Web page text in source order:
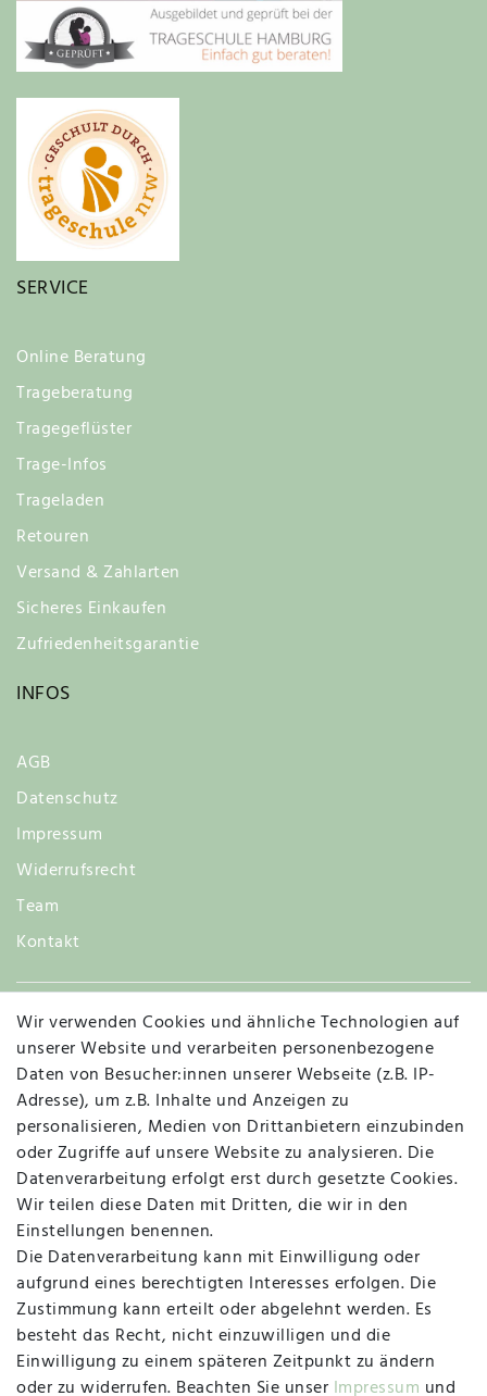
SERVICE
Online Beratung
Trageberatung
Tragegeflüster
Trage-Infos
Trageladen
Retouren
Versand & Zahlarten
Sicheres Einkaufen
Zufriedenheitsgarantie
INFOS
AGB
Datenschutz
Impressum
Widerrufsrecht
Team
Kontakt
Widerruf
Vertrag widerrufen Kontakt
MAPALI VOR ORT
Herzogstraße 10
47533 Kleve
Montag, Dienstag, Donnerstag, Freitag
09:00 Uhr bis 13:00 Uhr
Wir verwenden Cookies und ähnliche Technologien auf
unserer Website und verarbeiten personenbezogene
Daten von Besucher:innen unserer Webseite (z.B. IP-
Adresse), um z.B. Inhalte und Anzeigen zu
personalisieren, Medien von Drittanbietern einzubinden
oder Zugriffe auf unsere Website zu analysieren. Die
Datenverarbeitung erfolgt erst durch gesetzte Cookies.
Wir teilen diese Daten mit Dritten, die wir in den
Einstellungen benennen.
Die Datenverarbeitung kann mit Einwilligung oder
aufgrund eines berechtigten Interesses erfolgen. Die
Zustimmung kann erteilt oder abgelehnt werden. Es
besteht das Recht, nicht einzuwilligen und die
Einwilligung zu einem späteren Zeitpunkt zu ändern
oder zu widerrufen. Beachten Sie unser Impressum und